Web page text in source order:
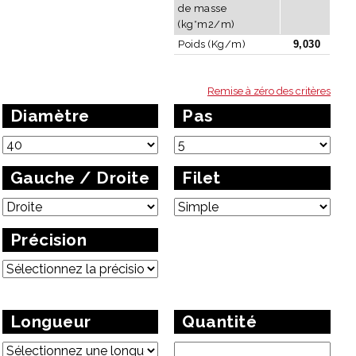
de masse
(kg*m2/m)
Poids (Kg/m)
9,030
Remise à zéro des critères
Diamètre Pas
Gauche / Droite Filet
Précision
Longueur Quantité